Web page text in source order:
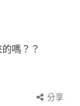
嗎？？
分享